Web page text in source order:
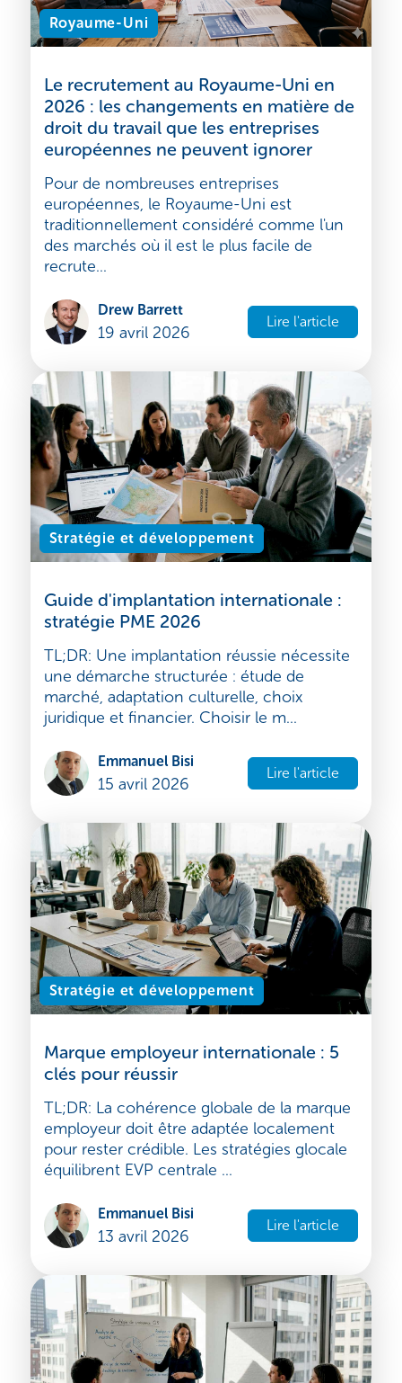
Royaume-Uni
Le recrutement au Royaume-Uni en
2026 : les changements en matière de
droit du travail que les entreprises
européennes ne peuvent ignorer
européennes, le Royaume-Uni est
traditionnellement considéré comme l'un
des marchés où il est le plus facile de
Drew Barrett
19 avril 2026
Lire l'article
Stratégie et développement
Guide d'implantation internationale :
stratégie PME 2026
TL;DR: Une implantation réussie nécessite
une démarche structurée : étude de
marché, adaptation culturelle, choix
Emmanuel Bisi
15 avril 2026
Lire l'article
Stratégie et développement
Marque employeur internationale : 5
clés pour réussir
TL;DR: La cohérence globale de la marque
employeur doit être adaptée localement
pour rester crédible. Les stratégies glocale
Emmanuel Bisi
13 avril 2026
Lire l'article